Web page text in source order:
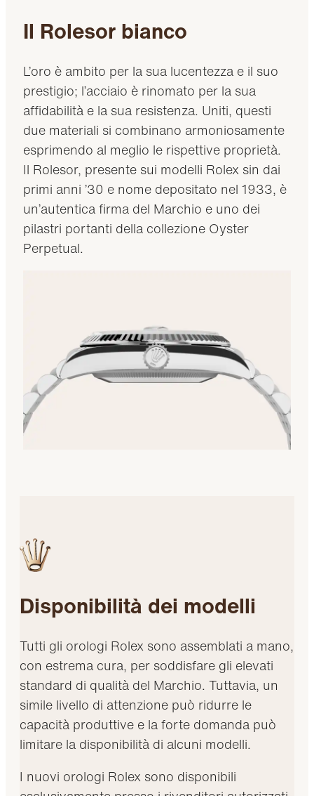
Il Rolesor bianco
L’oro è ambito per la sua lucentezza e il suo
prestigio; l’acciaio è rinomato per la sua
affidabilità e la sua resistenza. Uniti, questi
due materiali si combinano armoniosamente
esprimendo al meglio le rispettive proprietà.
Il Rolesor, presente sui modelli Rolex sin dai
primi anni ’30 e nome depositato nel 1933, è
un’autentica firma del Marchio e uno dei
pilastri portanti della collezione Oyster
Perpetual.
Disponibilità dei modelli
Tutti gli orologi Rolex sono assemblati a mano,
con estrema cura, per soddisfare gli elevati
standard di qualità del Marchio. Tuttavia, un
simile livello di attenzione può ridurre le
capacità produttive e la forte domanda può
limitare la disponibilità di alcuni modelli.
I nuovi orologi Rolex sono disponibili